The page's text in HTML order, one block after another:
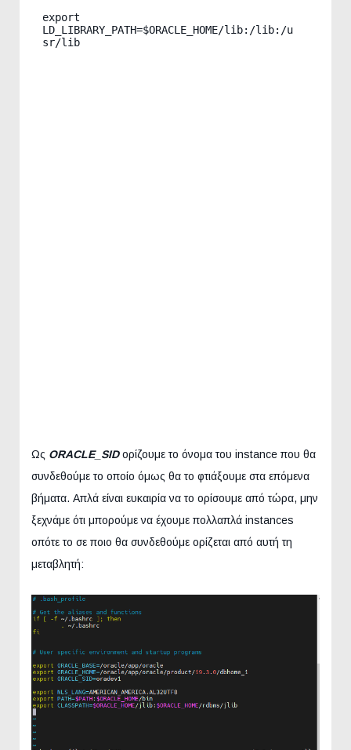
export
LD_LIBRARY_PATH=$ORACLE_HOME/lib:/lib:/u
Ως ORACLE_SIDορίζουμε το όνομα του instance που θα
συνδεθούμε το οποίο όμως θα το φτιάξουμε στα επόμενα
βήματα. Απλά είναι ευκαιρία να το ορίσουμε από τώρα, μην
ξεχνάμε ότι μπορούμε να έχουμε πολλαπλά instances
οπότε το σε ποιο θα συνδεθούμε ορίζεται από αυτή τη
μεταβλητή: